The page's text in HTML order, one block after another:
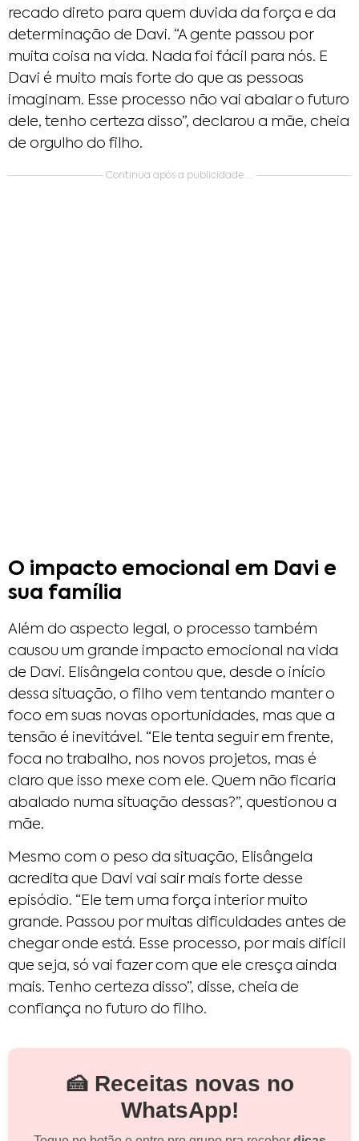
recado direto para quem duvida da força e da
determinação de Davi. “A gente passou por
muita coisa na vida. Nada foi fácil para nós. E
Davi é muito mais forte do que as pessoas
imaginam. Esse processo não vai abalar o futuro
dele, tenho certeza disso”, declarou a mãe, cheia
de orgulho do filho.
Continua após a publicidade....
O impacto emocional em Davi e
sua família
Além do aspecto legal, o processo também
causou um grande impacto emocional na vida
de Davi. Elisângela contou que, desde o início
dessa situação, o filho vem tentando manter o
foco em suas novas oportunidades, mas que a
tensão é inevitável. “Ele tenta seguir em frente,
foca no trabalho, nos novos projetos, mas é
claro que isso mexe com ele. Quem não ficaria
abalado numa situação dessas?”, questionou a
mãe.
Mesmo com o peso da situação, Elisângela
acredita que Davi vai sair mais forte desse
episódio. “Ele tem uma força interior muito
grande. Passou por muitas dificuldades antes de
chegar onde está. Esse processo, por mais difícil
que seja, só vai fazer com que ele cresça ainda
mais. Tenho certeza disso”, disse, cheia de
confiança no futuro do filho.
🍰 Receitas novas no
WhatsApp!